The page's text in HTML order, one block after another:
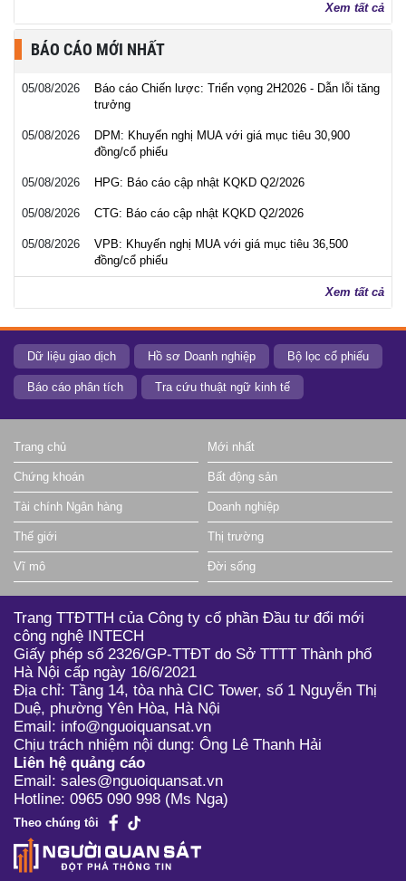
Xem tất cả
BÁO CÁO MỚI NHẤT
05/08/2026
Báo cáo Chiến lược: Triển vọng 2H2026 - Dẫn lỗi tăng
trưởng
05/08/2026
DPM: Khuyến nghị MUA với giá mục tiêu 30,900
đồng/cổ phiếu
05/08/2026 HPG: Báo cáo cập nhật KQKD Q2/2026
05/08/2026 CTG: Báo cáo cập nhật KQKD Q2/2026
05/08/2026
VPB: Khuyến nghị MUA với giá mục tiêu 36,500
đồng/cổ phiếu
Xem tất cả
Dữ liệu giao dịch Hồ sơ Doanh nghiệp Bộ lọc cổ phiếu
Báo cáo phân tích Tra cứu thuật ngữ kinh tế
Trang chủ Mới nhất
Chứng khoán Bất động sản
Tài chính Ngân hàng Doanh nghiệp
Thế giới Thị trường
Vĩ mô Đời sống
Trang TTĐTTH của Công ty cổ phần Đầu tư đổi mới
công nghệ INTECH
Giấy phép số 2326/GP-TTĐT do Sở TTTT Thành phố
Hà Nội cấp ngày 16/6/2021
Địa chỉ: Tầng 14, tòa nhà CIC Tower, số 1 Nguyễn Thị
Duệ, phường Yên Hòa, Hà Nội
Email: info@nguoiquansat.vn
Chịu trách nhiệm nội dung: Ông Lê Thanh Hải
Liên hệ quảng cáo
Email: sales@nguoiquansat.vn
Hotline: 0965 090 998 (Ms Nga)
Theo chúng tôi